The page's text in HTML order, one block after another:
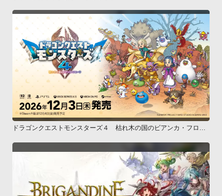
ドラゴンクエストモンスターズ４ 枯れ木の国のビアンカ・フロー